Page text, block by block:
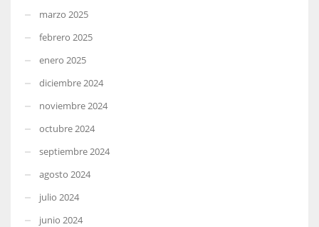
marzo 2025
febrero 2025
enero 2025
diciembre 2024
noviembre 2024
octubre 2024
septiembre 2024
agosto 2024
julio 2024
junio 2024